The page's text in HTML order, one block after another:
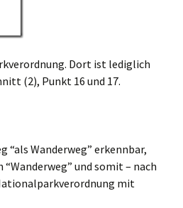
Dort ist lediglich
(2), Punkt 16 und 17.
“als Wanderweg” erkennbar,
und somit – nach
mit